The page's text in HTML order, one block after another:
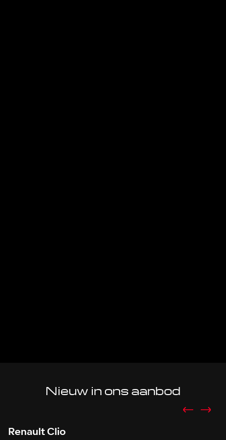
Nieuw in ons aanbod
Renault Clio